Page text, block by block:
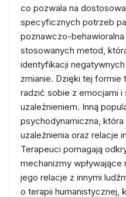
co pozwala na
specyficznych potrzeb
poznawczo-
stosowanych metod,
identyfikacji
zmianie. Dzięki tej formie
radzić sobie z emocjami i
uzależnieniem. Inną
psychodynamiczna,
uzależnienia oraz relacje
Terapeuci pomagają
mechanizmy wpływające
jego relacje z innymi
o terapii humanistycznej,